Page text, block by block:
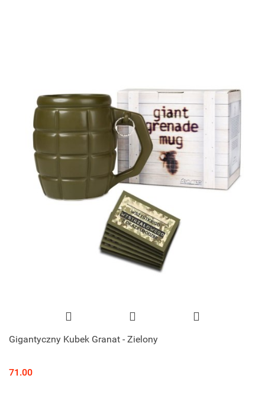
Gigantyczny Kubek Granat - Zielony
71.00